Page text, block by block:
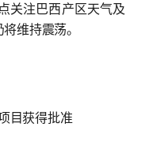
关注巴西产区天气及
维持震荡。
目获得批准